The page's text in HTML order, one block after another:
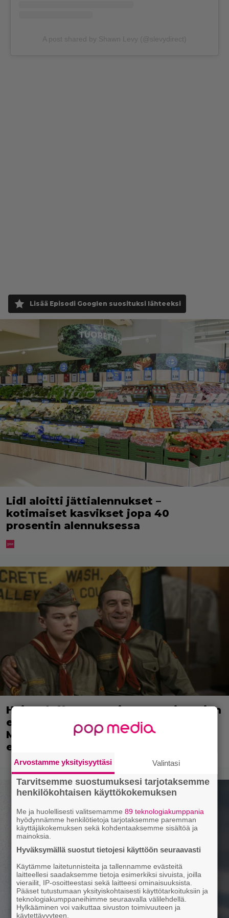
A post shared by Shawn Levy (@slevydirect)
Lisää Episodi Googlen suosituksi lähteeksi
Lidl aloitti jättialennukset –
kotimaiset kasvikset jopa 40
prosentin alennuksessa
Huippuleffa suoratoistossa: DiCaprion
ensimmäinen päärooli – ja Tobey
Maguiren ensimmäinen
elokuvaesiintyminen
Arvostamme yksityisyyttäsi Valintasi
Tarvitsemme suostumuksesi tarjotaksemme
henkilökohtaisen käyttökokemuksen
Me ja huolellisesti valitsemamme89 teknologiakumppania
hyödynnämme henkilötietoja tarjotaksemme paremman
käyttäjäkokemuksen sekä kohdentaaksemme sisältöä ja
mainoksia.
Hyväksymällä suostut tietojesi käyttöön seuraavasti
Käytämme laitetunnisteita ja tallennamme evästeitä
laitteellesi saadaksemme tietoja esimerkiksi sivuista, joilla
vierailit, IP-osoitteestasi sekä laitteesi ominaisuuksista.
Pääset tutustumaan yksityiskohtaisesti käyttötarkoituksiin ja
teknologiakumppaneihimme seuraavalla välilehdellä.
Hylkääminen voi vaikuttaa sivuston toimivuuteen ja
käytettävyyteen.